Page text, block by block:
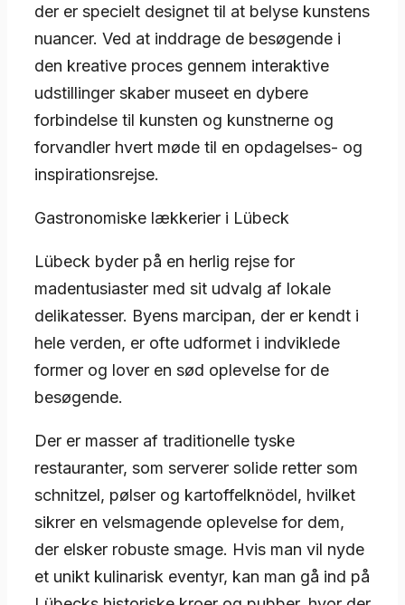
der er specielt designet til at belyse kunstens
nuancer. Ved at inddrage de besøgende i
den kreative proces gennem interaktive
udstillinger skaber museet en dybere
forbindelse til kunsten og kunstnerne og
forvandler hvert møde til en opdagelses- og
inspirationsrejse.
Gastronomiske lækkerier i Lübeck
Lübeck byder på en herlig rejse for
madentusiaster med sit udvalg af lokale
delikatesser. Byens marcipan, der er kendt i
hele verden, er ofte udformet i indviklede
former og lover en sød oplevelse for de
besøgende.
Der er masser af traditionelle tyske
restauranter, som serverer solide retter som
schnitzel, pølser og kartoffelknödel, hvilket
sikrer en velsmagende oplevelse for dem,
der elsker robuste smage. Hvis man vil nyde
et unikt kulinarisk eventyr, kan man gå ind på